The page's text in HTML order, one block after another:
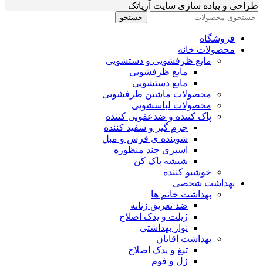
طراحی و پیاده سازی سایت آریاتک
جستجو
فروشگاه
محصولات خانه
مایع ظرفشویی و دستشویی
مایع ظرفشویی
مایع دستشویی
محصولات ماشین ظرفشویی
محصولات لباسشویی
پاک کننده و ضدعفونی کننده
جرم گیر و سفید کننده
شوینده ی فرش و مبل
اسپری چند منظوره
شیشه پاک کن
خوشبو کننده
بهداشت شخصی
بهداشت خانم ها
ضد تعریق زنانه
ژیلت و یدک اصلاح
نوار بهداشتی
بهداشت اقایان
تیغ و یدک اصلاح
ژل و فوم